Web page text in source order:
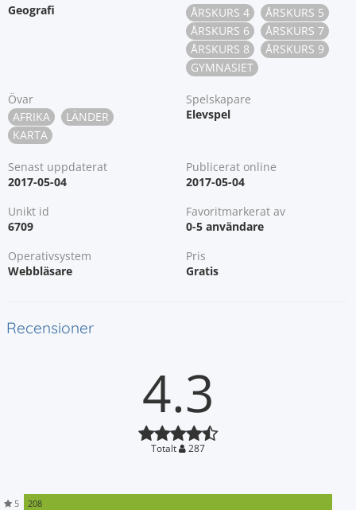
Geografi
ÅRSKURS 4
ÅRSKURS 5
ÅRSKURS 6
ÅRSKURS 7
ÅRSKURS 8
ÅRSKURS 9
GYMNASIET
Övar
AFRIKA
LÄNDER
KARTA
Spelskapare
Elevspel
Senast uppdaterat
2017-05-04
Publicerat online
2017-05-04
Unikt id
6709
Favoritmarkerat av
0-5 användare
Operativsystem
Webbläsare
Pris
Gratis
Recensioner
4.3
Totalt 287
5
208